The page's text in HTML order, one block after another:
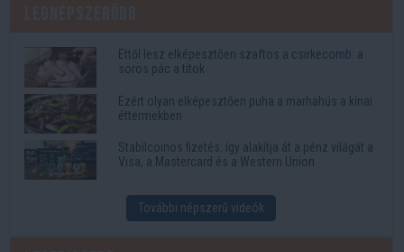
Ettől lesz elképesztően szaftos a csirkecomb: a
sörös pác a titok
Ezért olyan elképesztően puha a marhahús a kínai
éttermekben
Stabilcoinos fizetés: így alakítja át a pénz világát a
Visa, a Mastercard és a Western Union
További népszerű videók